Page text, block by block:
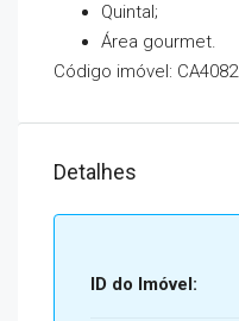
Quintal;
Área gourmet.
Código imóvel: CA4082
Detalhes
ID do Imóvel: